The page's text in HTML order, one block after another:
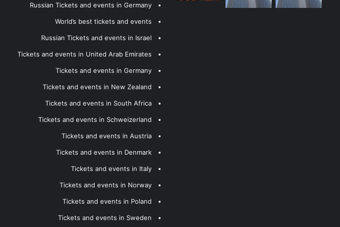
Russian Tickets and events in Germany
World’s best tickets and events
Russian Tickets and events in Israel
Tickets and events in United Arab Emirates
Tickets and events in Germany
Tickets and events in New Zealand
Tickets and events in South Africa
Tickets and events in Schweizerland
Tickets and events in Austria
Tickets and events in Denmark
Tickets and events in Italy
Tickets and events in Norway
Tickets and events in Poland
Tickets and events in Sweden